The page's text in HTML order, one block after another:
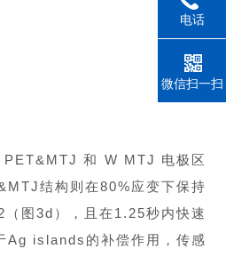
PET&MTJ 和 W MTJ 电极区
结构则在80%应变下保持
图3d），且在1.25秒内快速
Ag islands的补偿作用，传感
电话
微信扫一扫